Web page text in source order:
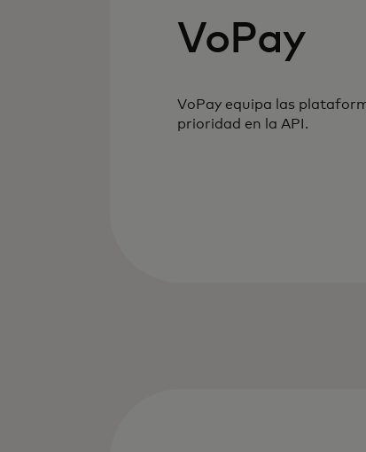
VoPay
VoPay equipa las
prioridad en la API.